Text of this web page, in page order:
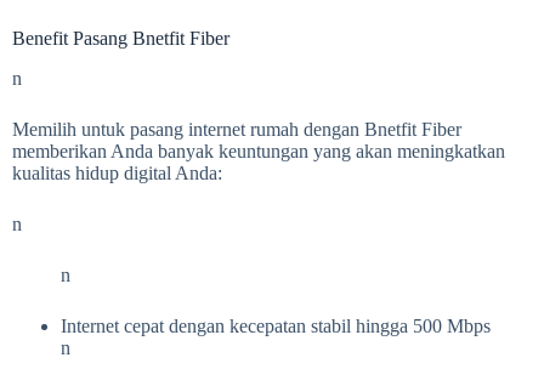
Benefit Pasang Bnetfit Fiber
n
Memilih untuk pasang internet rumah dengan Bnetfit Fiber
memberikan Anda banyak keuntungan yang akan meningkatkan
kualitas hidup digital Anda:
n
n
Internet cepat dengan kecepatan stabil hingga 500 Mbps
n